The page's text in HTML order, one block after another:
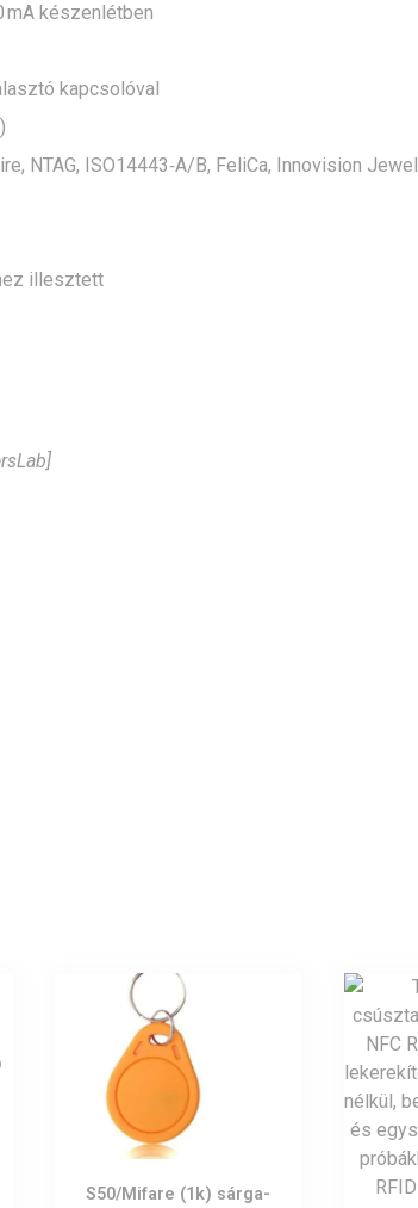
mA készenlétben
kapcsolóval
NTAG, ISO14443‑A/B, FeliCa, Innovision Jewel
illesztett
S50/Mifare (1k) sárga-